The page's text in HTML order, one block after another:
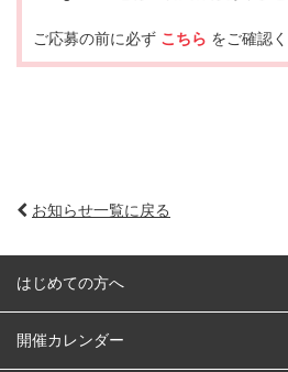
ご応募の前に必ず こちら をご確認く
お知らせ一覧に戻る
はじめての方へ
はじめての方へ
開催カレンダー